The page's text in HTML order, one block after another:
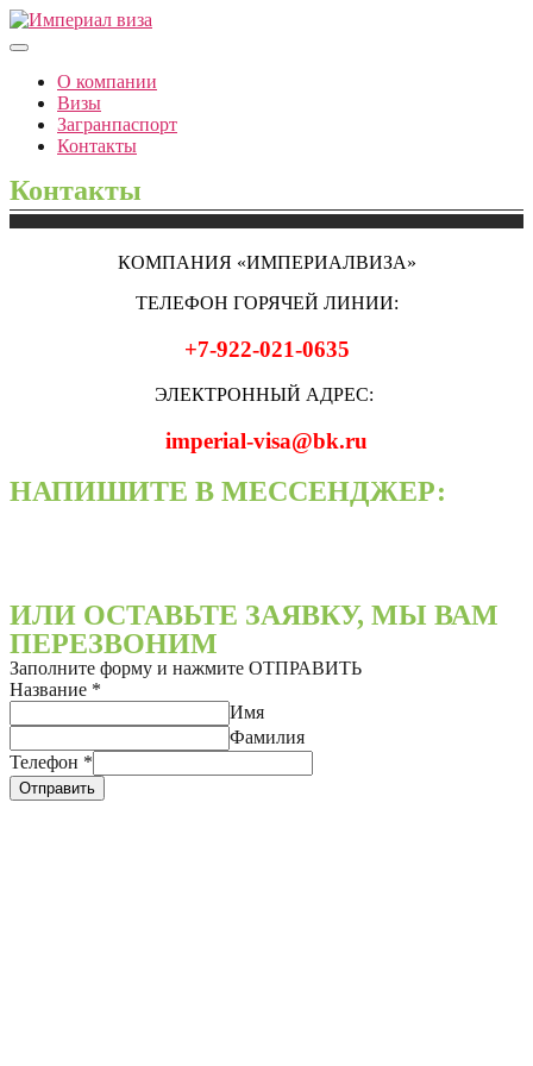
Перейти
к
О компании
Визы
Загранпаспорт
Контакты
Контакты
КОМПАНИЯ «ИМПЕРИАЛВИЗА»
ТЕЛЕФОН ГОРЯЧЕЙ ЛИНИИ:
+7-922-021-0635
ЭЛЕКТРОННЫЙ АДРЕС:
imperial-visa@bk.ru
НАПИШИТЕ В МЕССЕНДЖЕР:
ИЛИ ОСТАВЬТЕ ЗАЯВКУ, МЫ ВАМ
ПЕРЕЗВОНИМ
Заполните форму и нажмите ОТПРАВИТЬ
Название *
Имя
Фамилия
Телефон *
Отправить